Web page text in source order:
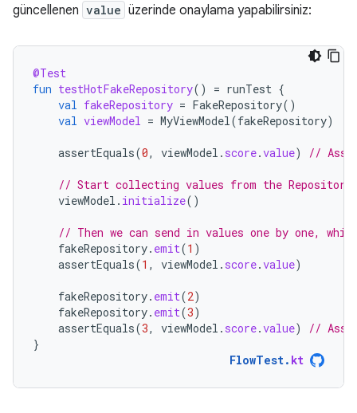
güncellenen value üzerinde onaylama yapabilirsiniz:
@Test
fun testHotFakeRepository() = runTest {
val fakeRepository = FakeRepository()
val viewModel = MyViewModel(fakeRepository)
assertEquals(0, viewModel . score.value) //
// Start collecting values from the Repository
viewModel . initialize()
// Then we can send in values one by one,
fakeRepository. emit(1 )
assertEquals(1 , viewModel . score.value)
fakeRepository. emit(2)
fakeRepository. emit(3)
assertEquals(3, viewModel . score.value)
//
}
FlowTest. kt